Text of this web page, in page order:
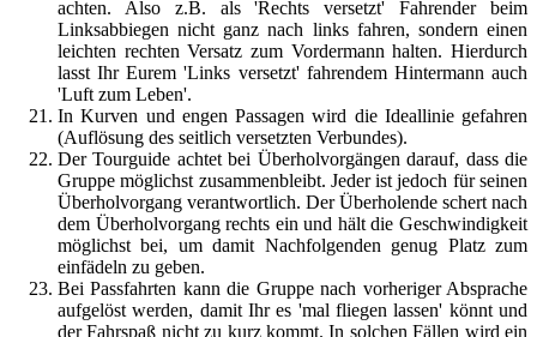
achten. Also z.B. als 'Rechts versetzt' Fahrender beim
Linksabbiegen nicht ganz nach links fahren, sondern einen
leichten rechten Versatz zum Vordermann halten. Hierdurch
lasst Ihr Eurem 'Links versetzt' fahrendem Hintermann auch
'Luft zum Leben'.
In Kurven und engen Passagen wird die Ideallinie gefahren
(Auflösung des seitlich versetzten Verbundes).
Der Tourguide achtet bei Überholvorgängen darauf, dass die
Gruppe möglichst zusammenbleibt. Jeder ist jedoch für seinen
Überholvorgang verantwortlich. Der Überholende schert nach
dem Überholvorgang rechts ein und hält die Geschwindigkeit
möglichst bei, um damit Nachfolgenden genug Platz zum
einfädeln zu geben.
Bei Passfahrten kann die Gruppe nach vorheriger Absprache
aufgelöst werden, damit Ihr es 'mal fliegen lassen' könnt und
der Fahrspaß nicht zu kurz kommt. In solchen Fällen wird ein